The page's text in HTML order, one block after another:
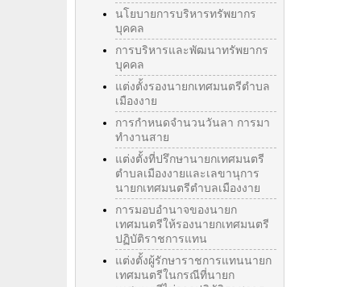
นโยบายการบริหารทรัพยากร
บุคคล
การบริหารและพัฒนาทรัพยากร
บุคคล
แต่งตั้งรองนายกเทศมนตรีตำบล
เมืองงาย
การกำหนดจำนวนวันลา การมา
ทำงานสาย
แต่งตั้งที่ปรึกษานายกเทศมนตรี
ตำบลเมืองงายและเลขานุการ
นายกเทศมนตรีตำบลเมืองงาย
การมอบอำนาจของนายก
เทศมนตรีให้รองนายกเทศมนตรี
ปฏิบัติราชการแทน
แต่งตั้งผู้รักษาราชการแทนนายก
เทศมนตรีในกรณีที่นายก